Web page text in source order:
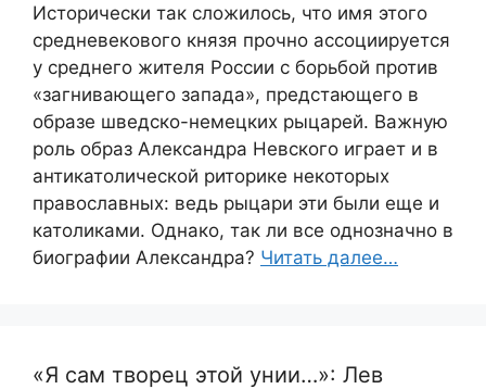
Исторически так сложилось, что имя этого
средневекового князя прочно ассоциируется
у среднего жителя России с борьбой против
«загнивающего запада», предстающего в
образе шведско-немецких рыцарей. Важную
роль образ Александра Невского играет и в
антикатолической риторике некоторых
православных: ведь рыцари эти были еще и
католиками. Однако, так ли все однозначно в
биографии Александра? Читать далее…
«Я сам творец этой унии…»: Лев